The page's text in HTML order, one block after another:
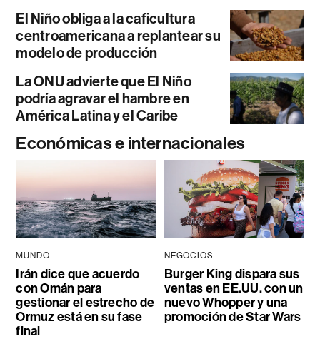
El Niño obliga a la caficultura
centroamericana a replantear su
modelo de producción
La ONU advierte que El Niño
podría agravar el hambre en
América Latina y el Caribe
Económicas e internacionales
MUNDO
Irán dice que acuerdo
con Omán para
gestionar el estrecho de
Ormuz está en su fase
final
NEGOCIOS
Burger King dispara sus
ventas en EE.UU. con un
nuevo Whopper y una
promoción de Star Wars